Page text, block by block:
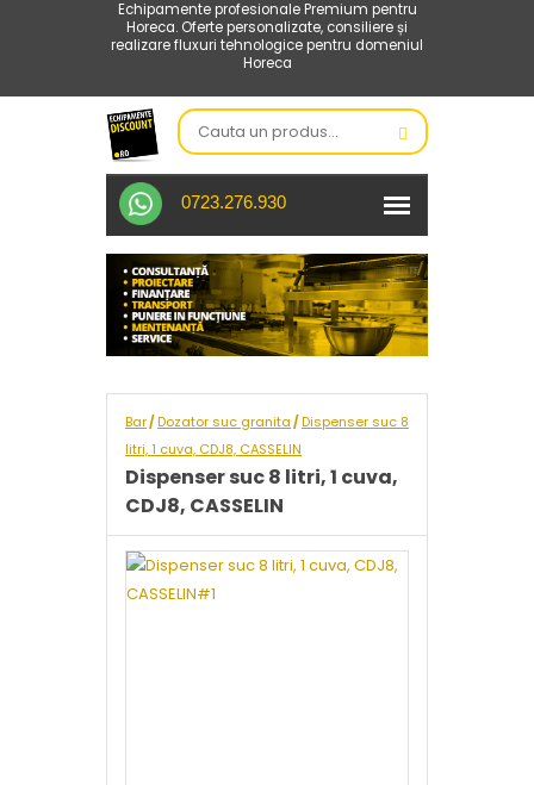
Echipamente profesionale Premium pentru
Horeca. Oferte personalizate, consiliere și
realizare fluxuri tehnologice pentru domeniul
Horeca
0723.276.930
Bar/Dozator suc granita /Dispenser suc 8
litri, 1 cuva, CDJ8, CASSELIN
Dispenser suc 8 litri, 1 cuva,
CDJ8, CASSELIN